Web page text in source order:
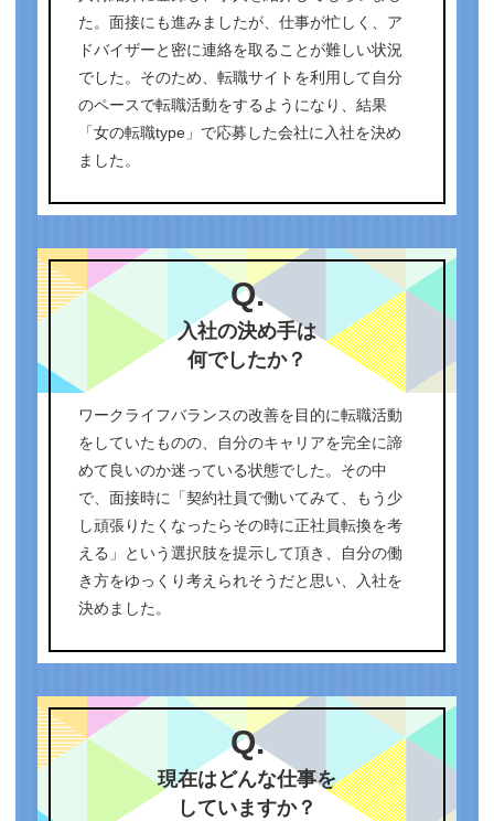
た。面接にも進みましたが、仕事が忙しく、ア
ドバイザーと密に連絡を取ることが難しい状況
でした。そのため、転職サイトを利用して自分
のペースで転職活動をするようになり、結果
「女の転職type」で応募した会社に入社を決め
ました。
Q.
入社の決め手は
何でしたか？
ワークライフバランスの改善を目的に転職活動
をしていたものの、自分のキャリアを完全に諦
めて良いのか迷っている状態でした。その中
で、面接時に「契約社員で働いてみて、もう少
し頑張りたくなったらその時に正社員転換を考
える」という選択肢を提示して頂き、自分の働
き方をゆっくり考えられそうだと思い、入社を
決めました。
Q.
現在はどんな仕事を
していますか？